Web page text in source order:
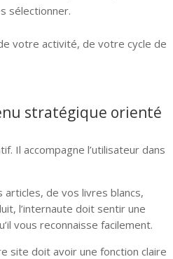
sélectionner.
votre activité, de votre cycle de
stratégique orienté
Il accompagne l’utilisateur dans
de vos livres blancs,
l’internaute doit sentir une
vous reconnaisse facilement.
site doit avoir une fonction claire